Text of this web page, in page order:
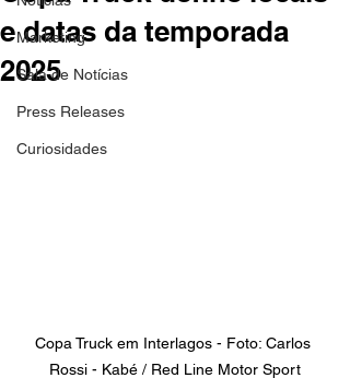
Marketing
Sala de Notícias
Press Releases
Curiosidades
e datas da temporada
2025
Copa Truck em Interlagos - Foto: Carlos
Rossi - Kabé / Red Line Motor Sport